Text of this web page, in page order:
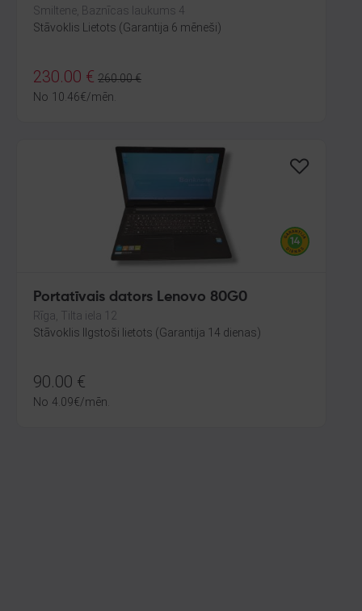
Smiltene, Baznīcas laukums 4
Stāvoklis Lietots (Garantija 6 mēneši)
230.00 € 260.00€
No 10.46€/mēn.
Portatīvais dators Lenovo 80G0
Rīga, Tilta iela 12
Stāvoklis Ilgstoši lietots (Garantija 14 dienas)
90.00 €
No 4.09€/mēn.